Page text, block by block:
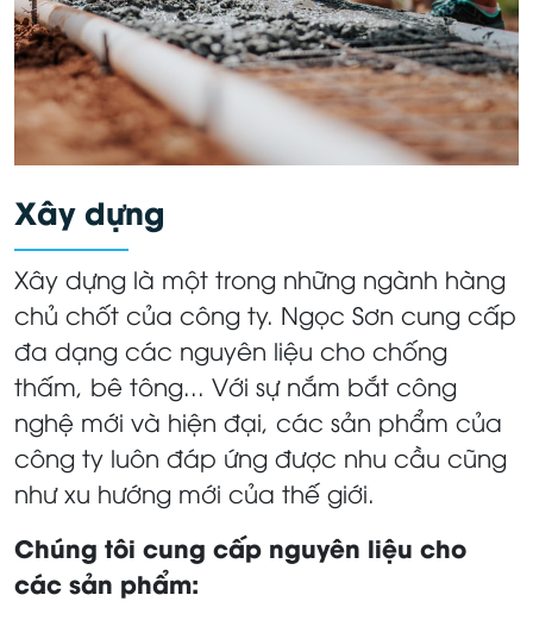
Xây dựng
Xây dựng là một trong những ngành hàng
chủ chốt của công ty. Ngọc Sơn cung cấp
đa dạng các nguyên liệu cho chống
thấm, bê tông... Với sự nắm bắt công
nghệ mới và hiện đại, các sản phẩm của
công ty luôn đáp ứng được nhu cầu cũng
như xu hướng mới của thế giới.
Chúng tôi cung cấp nguyên liệu cho
các sản phẩm: